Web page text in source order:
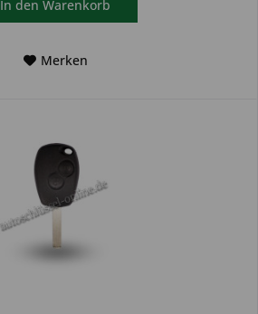
In den Warenkorb
Merken